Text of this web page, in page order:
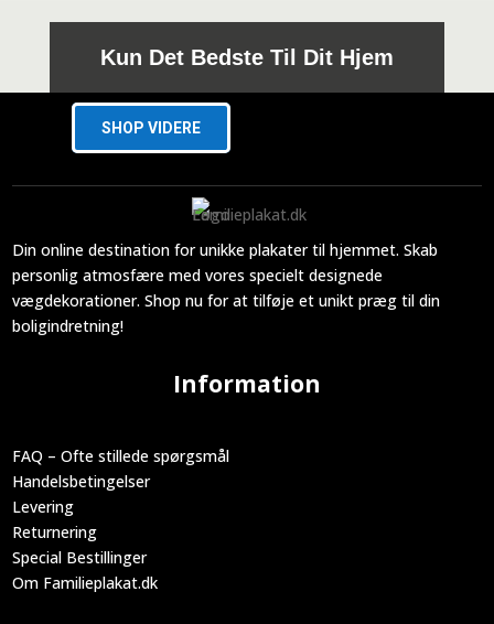
Kun Det Bedste Til Dit Hjem
SHOP VIDERE
Din online destination for unikke plakater til hjemmet. Skab
personlig atmosfære med vores specielt designede
vægdekorationer. Shop nu for at tilføje et unikt præg til din
boligindretning!
Information
FAQ – Ofte stillede spørgsmål
Handelsbetingelser
Levering
Returnering
Special Bestillinger
Om Familieplakat.dk